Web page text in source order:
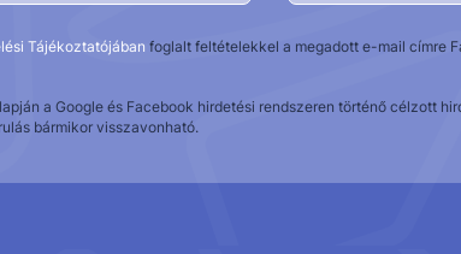
Tájékoztatójában foglalt feltételekkel a megadott e-mail címre
a Google és Facebook hirdetési rendszeren történő célzott
bármikor visszavonható.